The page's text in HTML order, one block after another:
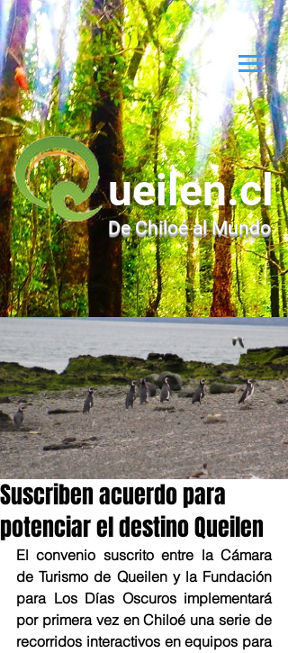
ueilen.cl
De Chiloé al Mundo
Suscriben acuerdo para
potenciar el destino Queilen
El convenio suscrito entre la Cámara
de Turismo de Queilen y la Fundación
para Los Días Oscuros implementará
por primera vez en Chiloé una serie de
recorridos interactivos en equipos para